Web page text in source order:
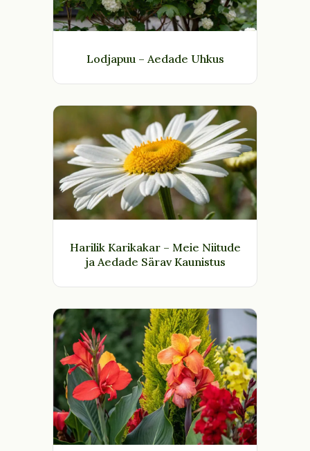
Lodjapuu – Aedade Uhkus
Harilik Karikakar – Meie Niitude
ja Aedade Särav Kaunistus